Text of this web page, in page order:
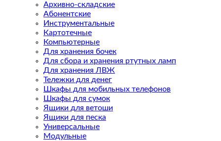
Архивно-складские
Абонентские
Инструментальные
Картотечные
Компьютерные
Для хранения бочек
Для сбора и хранения ртутных ламп
Для хранения ЛВЖ
Тележки для денег
Шкафы для мобильных телефонов
Шкафы для сумок
Ящики для ветоши
Ящики для песка
Универсальные
Модульные